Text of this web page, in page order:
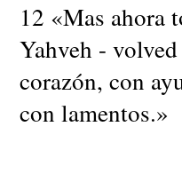
12 «Mas ahora
Yahveh -
corazón, con
con lamentos.»